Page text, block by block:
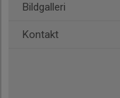
Bildgalleri
Kontakt